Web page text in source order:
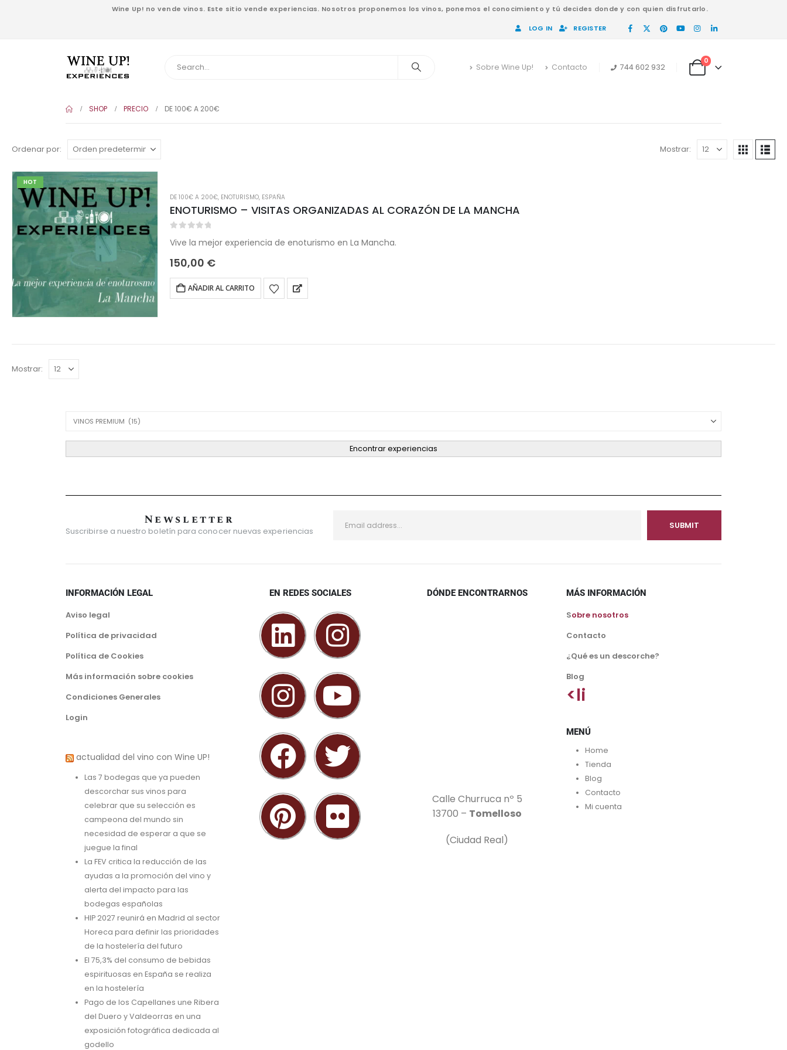
Wine Up! no vende vinos. Este sitio vende experiencias. Nosotros proponemos los vinos, ponemos el conocimiento y tú decides donde y con quien disfrutarlo.
LOG IN REGISTER
Sobre Wine Up! Contacto 744 602 932
0
SHOP PRECIO DE 100€ A 200€
Ordenar por: Mostrar:
HOT
DE 100€ A 200€, ENOTURISMO, ESPAÑA
ENOTURISMO – VISITAS ORGANIZADAS AL CORAZÓN DE LA MANCHA
Vive la mejor experiencia de enoturismo en La Mancha.
150,00 €
AÑADIR AL CARRITO
Mostrar:
Product Category Dropdown
Encontrar experiencias
Newsletter
Suscribirse a nuestro boletín para conocer nuevas experiencias
INFORMACIÓN LEGAL
Aviso legal
Política de privacidad
Política de Cookies
Más información sobre cookies
Condiciones Generales
Login
actualidad del vino con Wine UP!
Las 7 bodegas que ya pueden
descorchar sus vinos para
celebrar que su selección es
campeona del mundo sin
necesidad de esperar a que se
juegue la final
La FEV critica la reducción de las
ayudas a la promoción del vino y
alerta del impacto para las
bodegas españolas
HIP 2027 reunirá en Madrid al sector
Horeca para definir las prioridades
de la hostelería del futuro
El 75,3% del consumo de bebidas
espirituosas en España se realiza
en la hostelería
Pago de los Capellanes une Ribera
del Duero y Valdeorras en una
exposición fotográfica dedicada al
godello
EN REDES SOCIALES DÓNDE ENCONTRARNOS
Calle Churruca nº 5
13700 – Tomelloso
(Ciudad Real)
MÁS INFORMACIÓN
Sobre nosotros
Contacto
¿Qué es un descorche?
Blog
<li
MENÚ
Home
Tienda
Blog
Contacto
Mi cuenta